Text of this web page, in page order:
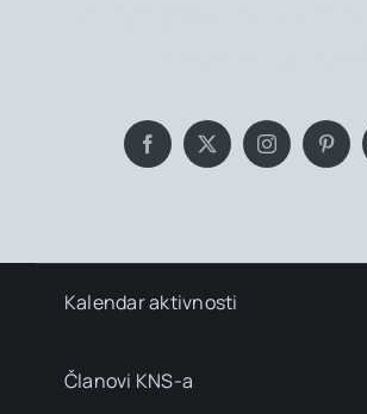
Kalendar aktivnosti
Članovi KNS-a